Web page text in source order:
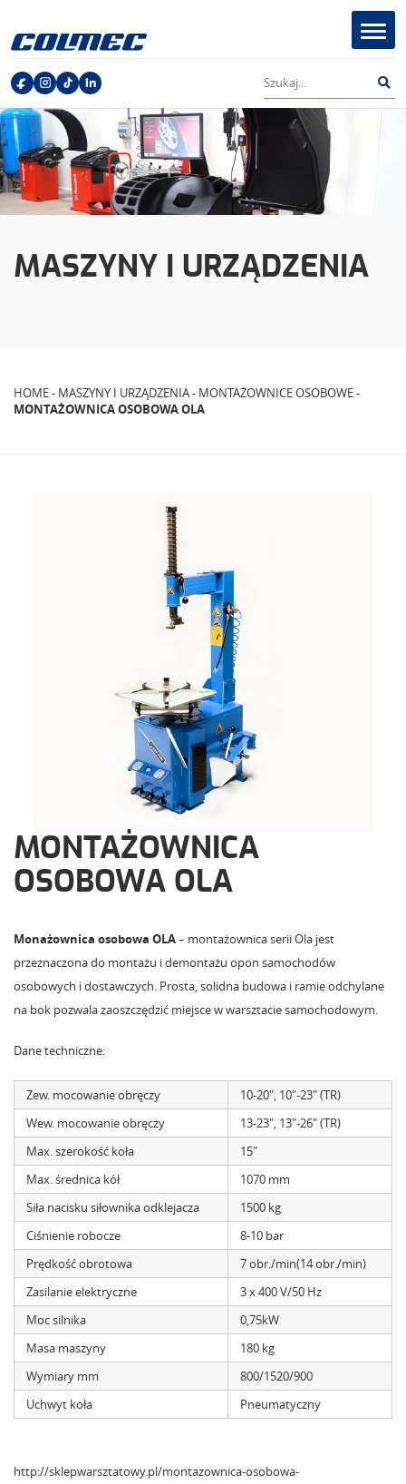
Szukaj
w
serwisie
lub
MASZYNY I URZĄDZENIA
HOME- MASZYNY I URZĄDZENIA- MONTAŻOWNICE OSOBOWE-
MONTAŻOWNICA OSOBOWA OLA
MONTAŻOWNICA
OSOBOWA OLA
Monażownica osobowa OLA– montażownica serii Ola jest
przeznaczona do montażu i demontażu opon samochodów
osobowych i dostawczych. Prosta, solidna budowa i ramie odchylane
na bok pozwala zaoszczędzić miejsce w warsztacie samochodowym.
Dane techniczne:
Zew. mocowanie obręczy
10-20″, 10″-23″ (TR)
Wew. mocowanie obręczy
13-23″, 13″-26″ (TR)
Max. szerokość koła
15″
Max. średnica kół
1070 mm
Siła nacisku siłownika odklejacza
1500 kg
Ciśnienie robocze
8-10 bar
Prędkość obrotowa
7 obr./min(14 obr./min)
Zasilanie elektryczne
3 x 400 V/50 Hz
Moc silnika
0,75kW
Masa maszyny
180 kg
Wymiary mm
800/1520/900
Uchwyt koła
Pneumatyczny
http://sklepwarsztatowy.pl/montazownica-osobowa-